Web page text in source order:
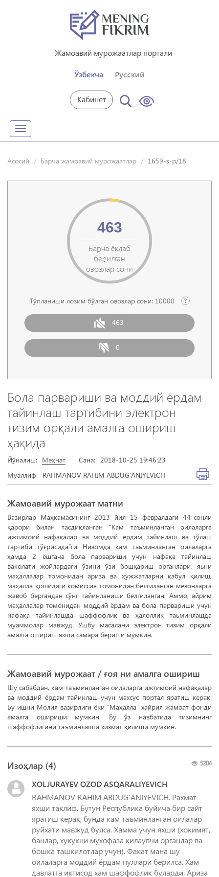
Жамоавий мурожаатлар портали
Ўзбекча Русский
Кабинет
Toggle
navigation
Асосий Барча жамоавий мурожаатлар 1659-s-p/18
Барча ёқлаб
берилган
овозлар сони
463
Тўпланиши лозим бўлган овозлар сони: 10000
463
0
Бола парвариши ва моддий ёрдам
тайинлаш тартибини электрон
тизим орқали амалга ошириш
ҳақида
Йўналиш: Меҳнат Сана: 2018-10-25 19:46:23
Муаллиф: RAHMANOV RAHIM ABDUG‘ANIYEVICH
Жамоавий мурожаат матни
Вазирлар Маҳкамасининг 2013 йил 15 февралдаги 44-сонли
қарори билан тасдиқланган “Кам таъминланган оилаларга
ижтимоий нафақалар ва моддий ёрдам тайинлаш ва тўлаш
тартиби тўғрисида”ги Низомда кам таьминланган оилаларга
ҳамда 2 ёшгача бола парвариши учун нафақа тайинлаш
ваколати жойлардаги ўзини ўзи бошқариш органлари, яьни
маҳаллалар томонидан ариза ва ҳужжатларни қабул қилиш,
маҳалла қошидаги комиссия томонидан белгиланган мезонларга
жавоб бергандан сўнг тайинланиши белгиланган. Аммо, айрим
маҳаллалар томонидан моддий ёрдам ва бола парвариши учун
нафақа тайинлашда шаффофлик ва ҳалоллик таьминлашда
муаммолар мавжуд. Ушбу масалани электрон тизим орқали
амалга ошириш яхши самара бериши мумкин.
Жамоавий мурожаат / ғоя ни амалга ошириш
Шу сабабдан, кам таъминланган оилаларга ижтимоий нафақалар
ва моддий ёрдам тайинлаш учун махсус портал яратиш керак.
Бу ишни Молия вазирлиги ёки “Маҳалла” хайрия жамоат фонди
амалга ошириши мумкин. Бу ўз навбатида тизимнинг
шаффофлигини таъминлашга хизмат қилиши мумкин.
5204
Изоҳлар (4)
XOLJURAYEV OZOD ASQARALIYEVICH
RAHMANOV RAHIM ABDUG‘ANIYEVICH. Рахмат
яхши таклиф. Бутун Республика буйича бир сайт
яратиш керак, бунда кам таъминланган оилалар
руйхати мавжуд булса. Хамма учун яхши (хокимят,
банлар, хукукни мухофаза килаувчи органлар ва
бошка ташкилотлар учун). Факат мана шу
оилаларга моддий ёрдам пуллари берилса. Хам
давлатга иктисод хам шаффофлик буларди. Ариза